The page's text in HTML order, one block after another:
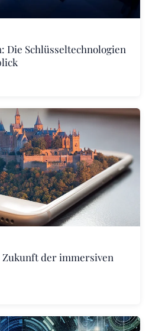
Die Schlüsseltechnologien
der immersiven